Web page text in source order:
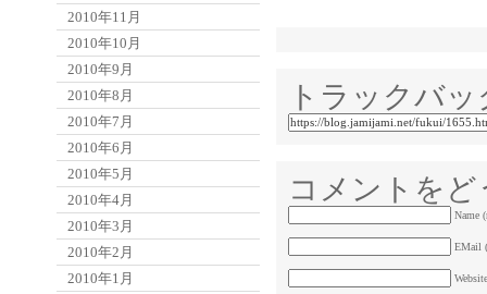
トラックバッ
コメントをど
Name
EMail
2010年11月
2010年10月
2010年9月
2010年8月
2010年7月
2010年6月
2010年5月
2010年4月
2010年3月
2010年2月
2010年1月